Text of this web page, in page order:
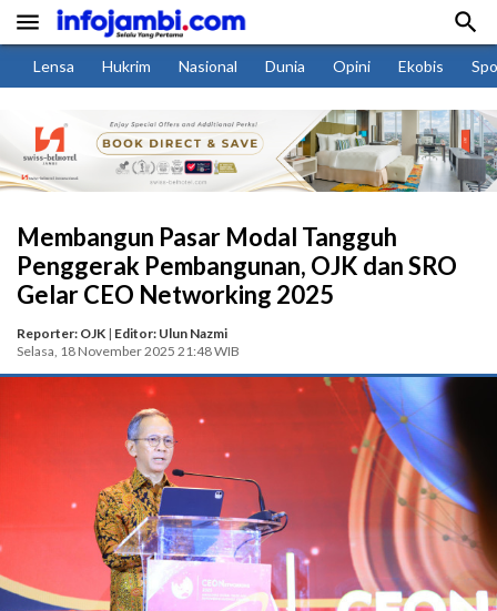
 
Lensa Hukrim Nasional Dunia Opini Ekobis
Membangun Pasar Modal Tangguh
Penggerak Pembangunan, OJK dan SRO
Gelar CEO Networking 2025
Reporter: OJK | Editor: Ulun Nazmi
Selasa, 18 November 2025 21:48 WIB